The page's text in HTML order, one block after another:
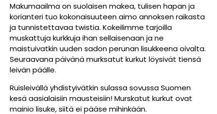
Makumaailma on suolaisen makea, tulisen hapan ja
korianteri tuo kokonaisuuteen aimo annoksen raikasta
ja tunnistettavaa twistia. Kokeilimme tarjoilla
muskattuja kurkkuja ihan sellaisenaan ja ne
maistuivatkin uuden sadon perunan lisukkeena oivalta.
Seuraavana päivänä murksatut kurkut löysivät tiensä
leivän päälle.
Ruisleivällä yhdistyivätkin sulassa sovussa Suomen
kesä aasialaisiin mausteisiin! Murskatut kurkut ovat
mainio lisuke, siitä ei pääse mihinkään.